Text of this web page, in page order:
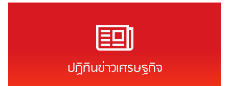
ปฏิทินข่าวเศรษฐกิจ